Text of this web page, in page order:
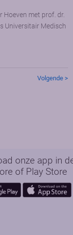
Hoeven met prof. dr.
Universitair Medisch
Volgende >
onze app in
of Play Store